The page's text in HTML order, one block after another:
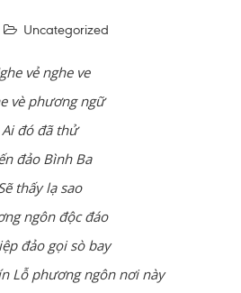
Uncategorized
vẻ nghe ve
vè phương ngữ
Ai đó đã thử
đảo Bình Ba
thấy lạ sao
ngôn độc đáo
đảo gọi sò bay
Lỗ phương ngôn nơi này